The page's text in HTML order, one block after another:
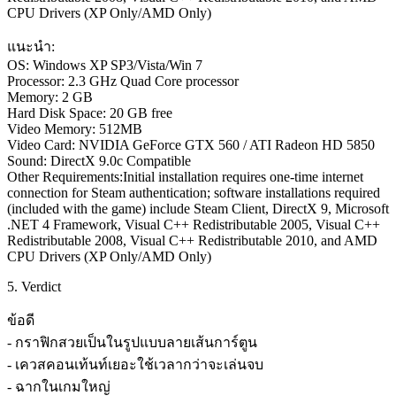
CPU Drivers (XP Only/AMD Only)
แนะนำ:
OS: Windows XP SP3/Vista/Win 7
Processor: 2.3 GHz Quad Core processor
Memory: 2 GB
Hard Disk Space: 20 GB free
Video Memory: 512MB
Video Card: NVIDIA GeForce GTX 560 / ATI Radeon HD 5850
Sound: DirectX 9.0c Compatible
Other Requirements:Initial installation requires one-time internet
connection for Steam authentication; software installations required
(included with the game) include Steam Client, DirectX 9, Microsoft
.NET 4 Framework, Visual C++ Redistributable 2005, Visual C++
Redistributable 2008, Visual C++ Redistributable 2010, and AMD
CPU Drivers (XP Only/AMD Only)
5. Verdict
ข้อดี
- กราฟิกสวยเป็นในรูปแบบลายเส้นการ์ตูน
- เควสคอนเท้นท์เยอะใช้เวลากว่าจะเล่นจบ
- ฉากในเกมใหญ่